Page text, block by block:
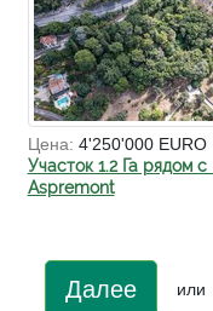
Цена: 4'250'000 EURO
Участок 1.2 Га рядом
Aspremont
Далее или